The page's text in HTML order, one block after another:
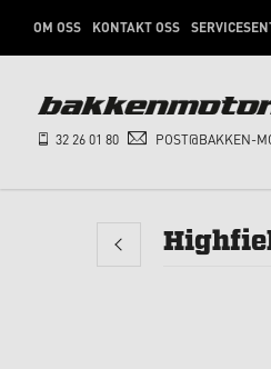
OM OSS KONTAKT OSS
32 26 01 80 POST@BAKKEN-